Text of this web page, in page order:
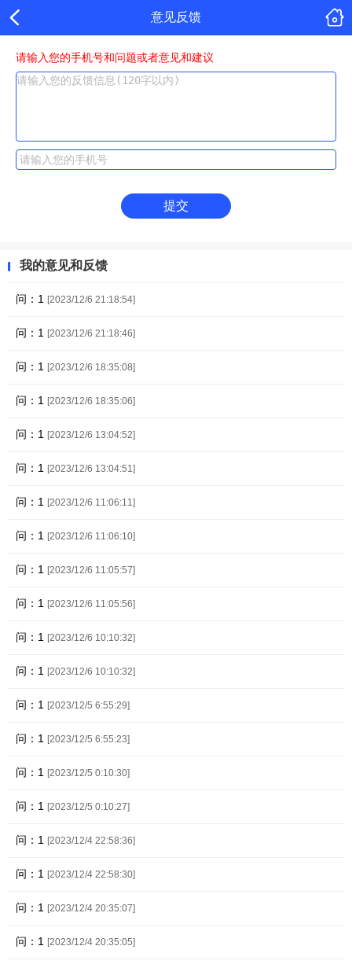
意见反馈
请输入您的手机号和问题或者意见和建议
提交
我的意见和反馈
问：1 [2023/12/6 21:18:54]
问：1 [2023/12/6 21:18:46]
问：1 [2023/12/6 18:35:08]
问：1 [2023/12/6 18:35:06]
问：1 [2023/12/6 13:04:52]
问：1 [2023/12/6 13:04:51]
问：1 [2023/12/6 11:06:11]
问：1 [2023/12/6 11:06:10]
问：1 [2023/12/6 11:05:57]
问：1 [2023/12/6 11:05:56]
问：1 [2023/12/6 10:10:32]
问：1 [2023/12/6 10:10:32]
问：1 [2023/12/5 6:55:29]
问：1 [2023/12/5 6:55:23]
问：1 [2023/12/5 0:10:30]
问：1 [2023/12/5 0:10:27]
问：1 [2023/12/4 22:58:36]
问：1 [2023/12/4 22:58:30]
问：1 [2023/12/4 20:35:07]
问：1 [2023/12/4 20:35:05]